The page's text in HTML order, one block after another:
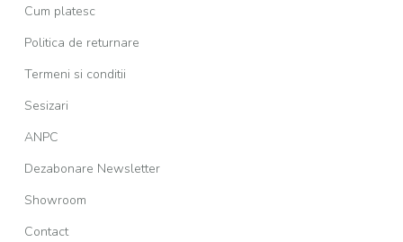
Cum platesc
Politica de returnare
Termeni si conditii
Sesizari
ANPC
Dezabonare Newsletter
Showroom
Contact